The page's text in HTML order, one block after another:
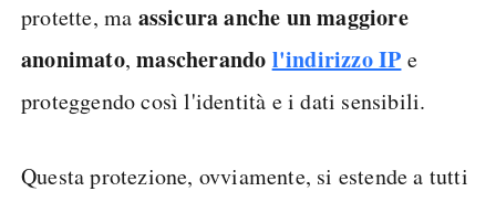
protette, ma assicura anche un maggiore
anonimato,mascherando l'indirizzo IP e
proteggendo così l'identità e i dati sensibili.
Questa protezione, ovviamente, si estende a tutti